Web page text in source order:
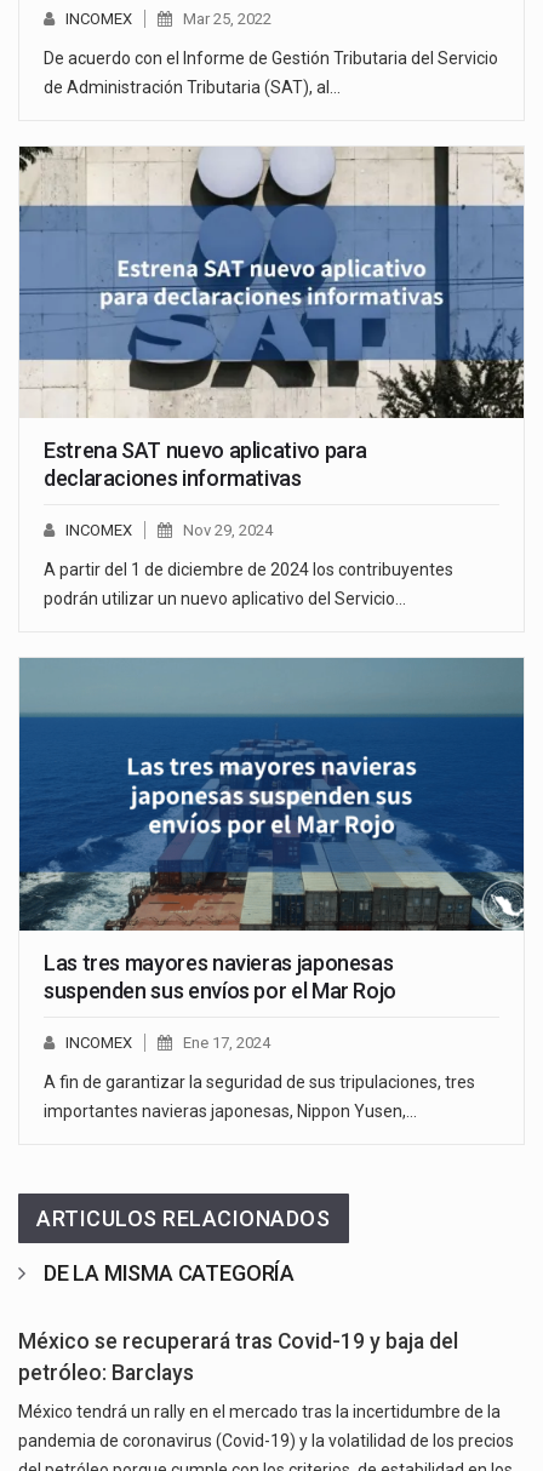
INCOMEX Mar 25, 2022
De acuerdo con el Informe de Gestión Tributaria del Servicio
de Administración Tributaria (SAT), al…
Estrena SAT nuevo aplicativo para
declaraciones informativas
INCOMEX Nov 29, 2024
A partir del 1 de diciembre de 2024 los contribuyentes
podrán utilizar un nuevo aplicativo del Servicio…
Las tres mayores navieras japonesas
suspenden sus envíos por el Mar Rojo
INCOMEX Ene 17, 2024
A fin de garantizar la seguridad de sus tripulaciones, tres
importantes navieras japonesas, Nippon Yusen,…
ARTICULOS RELACIONADOS
DE LA MISMA CATEGORÍA
México se recuperará tras Covid-19 y baja del
petróleo: Barclays
México tendrá un rally en el mercado tras la incertidumbre de la
pandemia de coronavirus (Covid-19) y la volatilidad de los precios